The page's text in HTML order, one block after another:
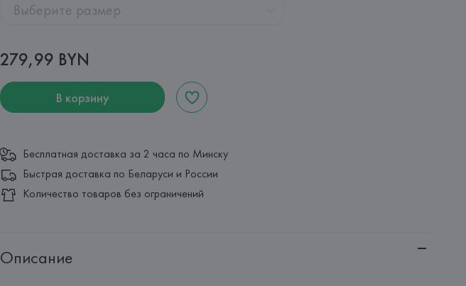
Выберите размер
279,99 BYN
В корзину
Бесплатная доставка за 2 часа по Минску
Быстрая доставка по Беларуси и России
Количество товаров без ограничений
Описание